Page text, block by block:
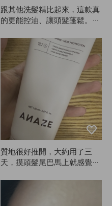
的滿意，所以還是寫了。以後
還會考慮買其他尺寸！
跟其他洗髮精比起來，這款真
的更能控油、讓頭髮蓬鬆。隔
AZE🙂
質地很好推開，大約用了三
天，摸頭髮尾巴馬上就感覺變
救星，感謝Kiu！